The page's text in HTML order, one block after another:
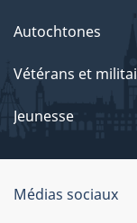
Autochtones
Vétérans et
Jeunesse
Organisation
Médias sociaux